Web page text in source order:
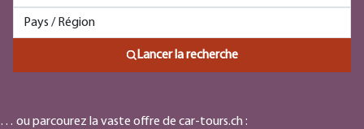
Lancer la recherche
… ou parcourez la vaste offre de car-tours.ch :